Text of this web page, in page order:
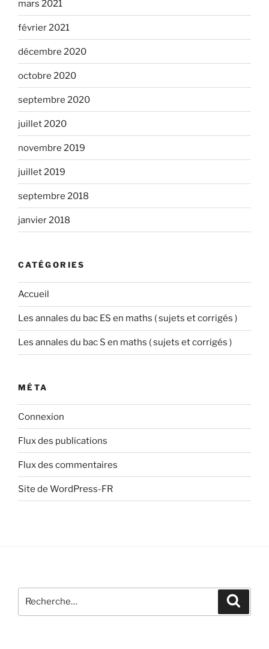
mars 2021
février 2021
décembre 2020
octobre 2020
septembre 2020
juillet 2020
novembre 2019
juillet 2019
septembre 2018
janvier 2018
CATÉGORIES
Accueil
Les annales du bac ES en maths ( sujets et corrigés )
Les annales du bac S en maths ( sujets et corrigés )
MÉTA
Connexion
Flux des publications
Flux des commentaires
Site de WordPress-FR
pour